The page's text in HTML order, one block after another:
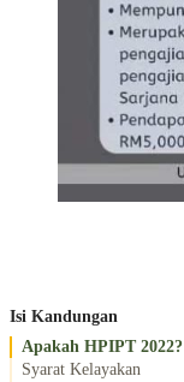
Isi Kandungan
Apakah HPIPT 2022?
Syarat Kelayakan